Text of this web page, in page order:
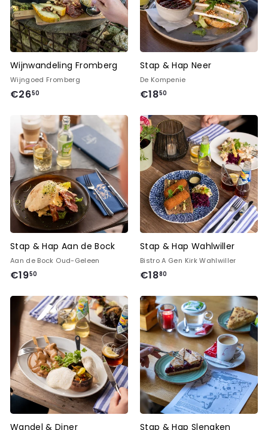
Wijnwandeling Fromberg
Wijngoed Fromberg
€2650
6
,
5
0
Stap & Hap Neer
De Kompenie
€1850
8
,
5
0
Stap & Hap Aan de Bock
Aan de Bock Oud-Geleen
€1950
9
,
5
0
Stap & Hap Wahlwiller
Bistro A Gen Kirk Wahlwiller
€1880
8
,
8
0
Wandel & Diner Stap & Hap Slenaken